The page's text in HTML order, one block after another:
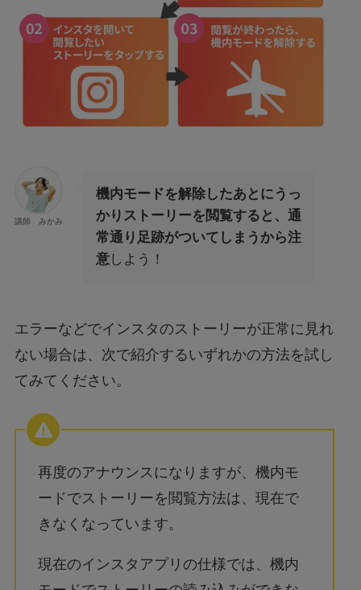
講師 みかみ
機内モードを解除したあとにうっ
かりストーリーを閲覧すると、通
常通り足跡がついてしまうから注
意しよう！
エラーなどでインスタのストーリーが正常に見れ
ない場合は、次で紹介するいずれかの方法を試し
てみてください。
再度のアナウンスになりますが、機内モ
ードでストーリーを閲覧方法は、現在で
きなくなっています。
現在のインスタアプリの仕様では、機内